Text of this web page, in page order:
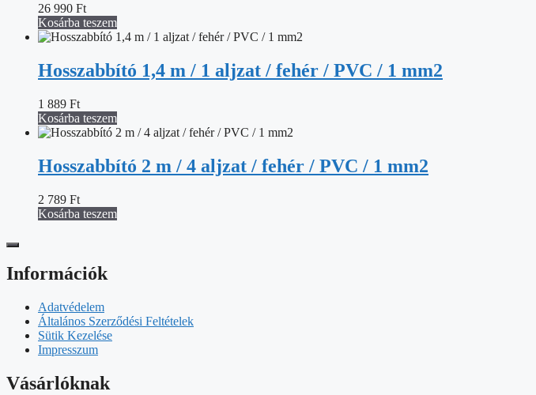
26 990 Ft
Kosárba teszem
Hosszabbító 1,4 m / 1 aljzat / fehér / PVC / 1 mm2
1 889 Ft
Kosárba teszem
Hosszabbító 2 m / 4 aljzat / fehér / PVC / 1 mm2
2 789 Ft
Kosárba teszem
Információk
Adatvédelem
Általános Szerződési Feltételek
Sütik Kezelése
Impresszum
Vásárlóknak